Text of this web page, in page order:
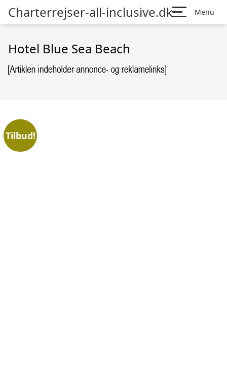
Charterrejser-all-inclusive.dk Menu
Hotel Blue Sea Beach
Tilbud!